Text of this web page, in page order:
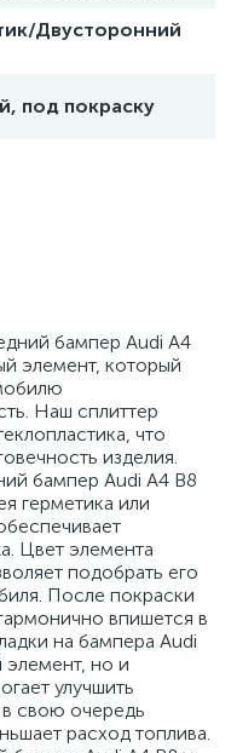
Двусторонний
под покраску
бампер Audi A4
элемент, который
Наш сплиттер
что
изделия.
бампер Audi A4 B8
герметика или
Цвет элемента
подобрать его
После покраски
впишется в
на бампера Audi
элемент, но и
улучшить
свою очередь
расход топлива.